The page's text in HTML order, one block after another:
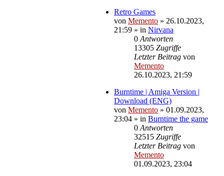
Retro Games
von Memento » 26.10.2023,
21:59 » in Nirvana
0 Antworten
13305 Zugriffe
Letzter Beitrag von
Memento
26.10.2023, 21:59
Burntime | Amiga Version |
Download (ENG)
von Memento » 01.09.2023,
23:04 » in Burntime the game
0 Antworten
32515 Zugriffe
Letzter Beitrag von
Memento
01.09.2023, 23:04